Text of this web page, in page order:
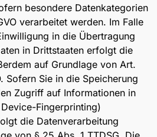
besondere Datenkategorien
verarbeitet werden. Im Falle
in die Übertragung
in Drittstaaten erfolgt die
auf Grundlage von Art.
Sofern Sie in die Speicherung
Zugriff auf Informationen in
Fingerprinting)
die Datenverarbeitung